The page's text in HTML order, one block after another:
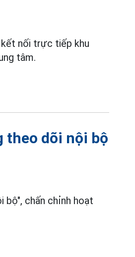
nối trực tiếp khu
tâm.
theo dõi nội bộ
bộ", chấn chỉnh hoạt